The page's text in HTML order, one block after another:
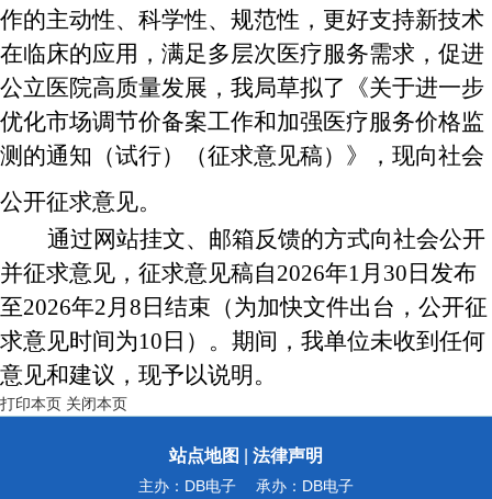
作的主动性、科学性、规范性，更好支持新技术
在临床的应用，满足多层次医疗服务需求，促进
公立医院高质量发展，我局草拟了《关于进一步
优化市场调节价备案工作和加强医疗服务价格监
测的通知（试行）（征求意见稿）》，现向社会
公开征求意见。
通过网站挂文、邮箱反馈的方式向社会公开
并征求意见，征求意见稿自2026年1月 30 日发布
至2026年2月 8 日结束 （为加快文件出台，公开征
求意见时间为10日）。期间，我单位未收到任何
意见和建议，现予以说明。
打印本页 关闭本页
站点地图 法律声明
主办：DB电子 承办：DB电子